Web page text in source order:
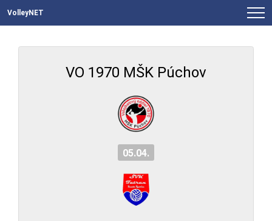
VolleyNET
VO 1970 MŠK Púchov
05.04.